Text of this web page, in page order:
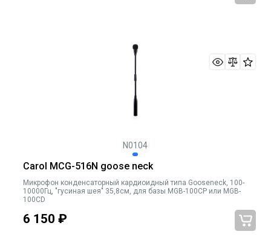
N0104
Carol MCG-516N goose neck
Микрофон конденсаторный кардиоидный типа Gooseneck, 100-
10000Гц, "гусиная шея" 35,8cм, для базы MGB-100CP или MGB-
100CD
6 150 ₽